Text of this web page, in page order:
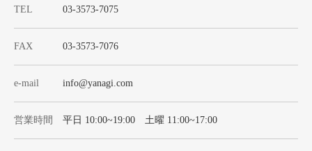
TEL 03-3573-7075
FAX 03-3573-7076
e-mail info@yanagi.com
営業時間 平日 10:00~19:00 土曜 11:00~17:00